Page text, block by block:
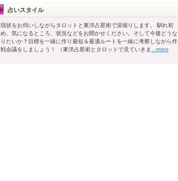
占いスタイル
現状をお伺いしながらタロットと東洋占星術で深堀りします。 馴れ初
め、気になるところ、状況などをお聞かせください。そして今後どうな
りたいか？目標を一緒に作り最短＆最適ルートを一緒に考察しながら作
戦会議をしましょう！ （東洋占星術とタロットで見ていきま
...more